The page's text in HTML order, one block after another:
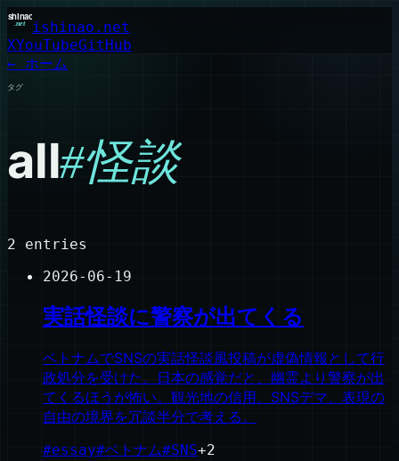
ishinao.net
XYouTubeGitHub
← ホーム
タグ
all#怪談
2 entries
2026-06-19
実話怪談に警察が出てくる
ベトナムでSNSの実話怪談風投稿が虚偽情報として行
政処分を受けた。日本の感覚だと、幽霊より警察が出
てくるほうが怖い。観光地の信用、SNSデマ、表現の
自由の境界を冗談半分で考える。
#essay#ベトナム#SNS+2